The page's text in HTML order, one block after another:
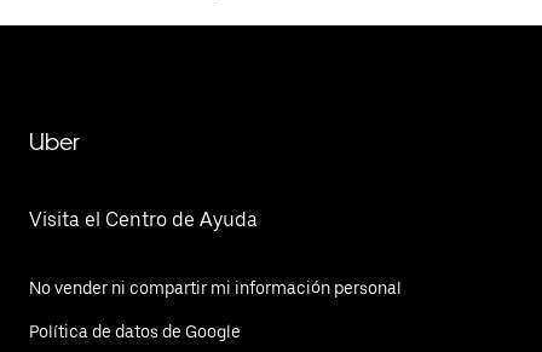
Uber
Visita el Centro de Ayuda
No vender ni compartir mi información personal
Política de datos de Google